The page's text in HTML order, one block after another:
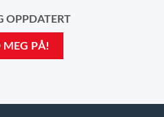
OPPDATERT
MEG PÅ!